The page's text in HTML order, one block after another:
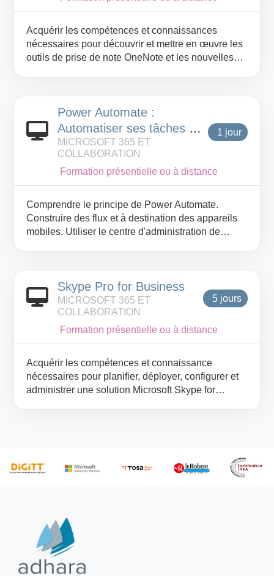
Acquérir les compétences et connaissances
nécessaires pour découvrir et mettre en œuvre les
outils de prise de note OneNote et les nouvelles
Power Automate :
Automatiser ses tâches et
processus
MICROSOFT 365 ET
COLLABORATION
1 jour
Formation présentielle ou à distance
Comprendre le principe de Power Automate.
Construire des flux et à destination des appareils
mobiles. Utiliser le centre d'administration de
Skype Pro for Business
MICROSOFT 365 ET
COLLABORATION
5 jours
Formation présentielle ou à distance
Acquérir les compétences et connaissance
nécessaires pour planifier, déployer, configurer et
administrer une solution Microsoft Skype for
gérer, maintenir et dépanner les problèmes d’une